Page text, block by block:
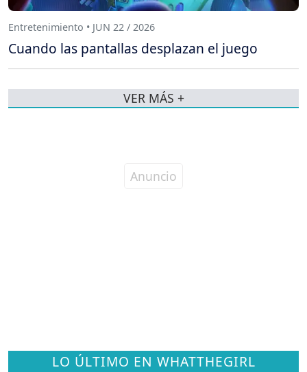
LO ÚLTIMO EN WHATTHEGIRL
Entretenimiento • JUN 22 / 2026
Cuando las pantallas desplazan el juego
VER MÁS +